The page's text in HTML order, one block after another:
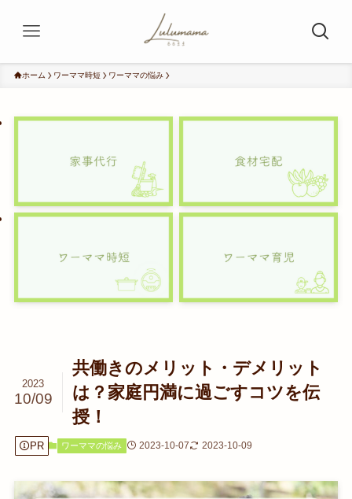
ホーム ワーママ時短 ワーママの悩み
共働きのメリット・デメリット
は？家庭円満に過ごすコツを伝
授！
2023
10/09
PR ワーママの悩み 2023-10-07 2023-10-09